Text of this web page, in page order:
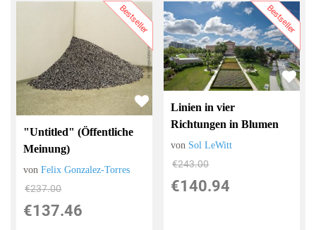
Bestseller
"Untitled" (Öffentliche
Meinung)
vonFelix Gonzalez-Torres
€237.00
€137.46
Bestseller
Linien in vier
Richtungen in Blumen
von Sol LeWitt
€243.00
€140.94